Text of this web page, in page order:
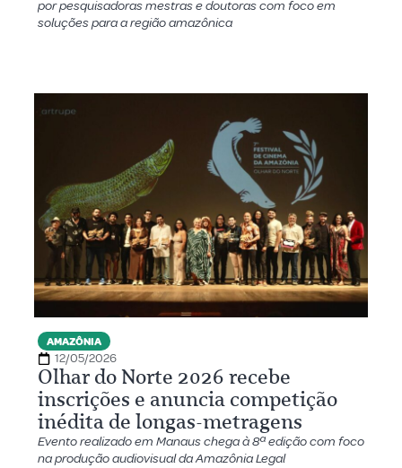
por pesquisadoras mestras e doutoras com foco em
soluções para a região amazônica
AMAZÔNIA
12/05/2026
Olhar do Norte 2026 recebe
inscrições e anuncia competição
inédita de longas-metragens
Evento realizado em Manaus chega à 8ª edição com foco
na produção audiovisual da Amazônia Legal